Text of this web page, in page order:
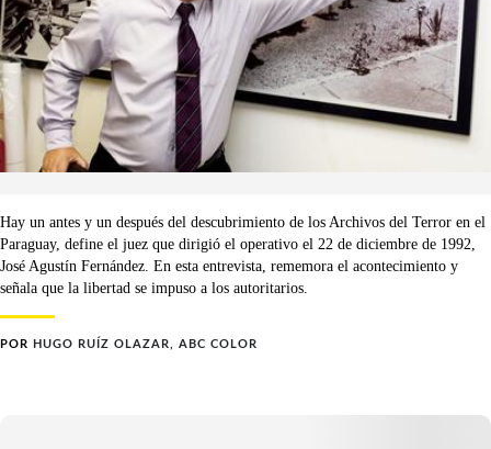
Hay un antes y un después del descubrimiento de los Archivos del Terror en el
Paraguay, define el juez que dirigió el operativo el 22 de diciembre de 1992,
José Agustín Fernández. En esta entrevista, rememora el acontecimiento y
señala que la libertad se impuso a los autoritarios.
POR HUGO RUÍZ OLAZAR, ABC COLOR